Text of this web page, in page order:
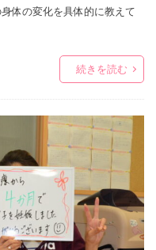
体の変化を具体的に教えて
続きを読む